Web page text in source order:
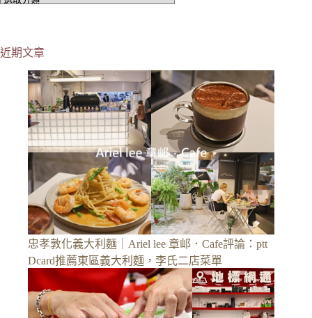
近期文章
忠孝敦化義大利麵｜Ariel lee 章邖．Cafe評論：ptt
Dcard推薦東區義大利麵，李氏二店菜單